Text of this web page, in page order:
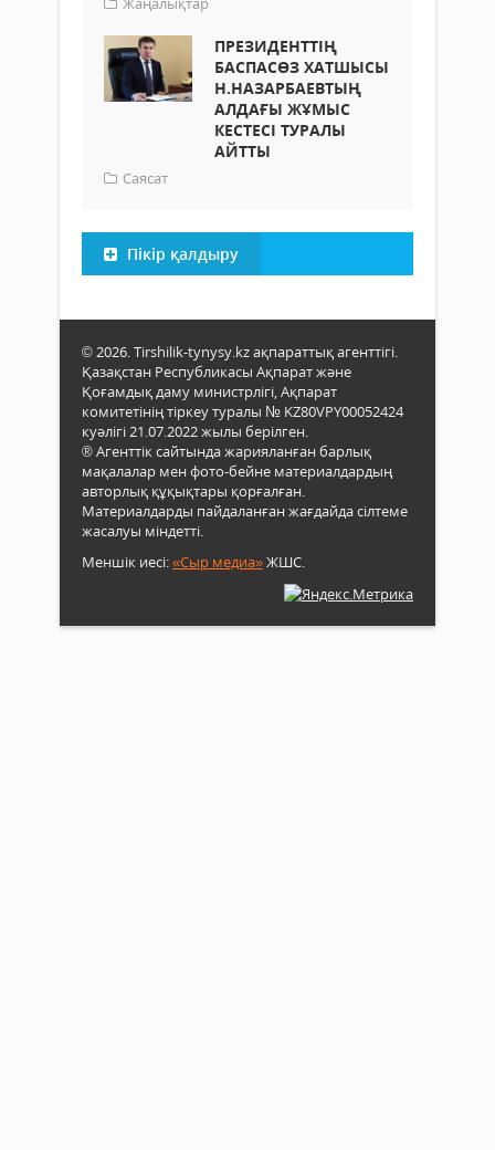
ПРЕЗИДЕНТТІҢ
БАСПАСӨЗ ХАТШЫСЫ
Н.НАЗАРБАЕВТЫҢ
АЛДАҒЫ ЖҰМЫС
КЕСТЕСІ ТУРАЛЫ
АЙТТЫ
Саясат
Пікір қалдыру
© 2026. Tirshilik-tynysy.kz ақпараттық агенттігі.
Қазақстан Республикасы Ақпарат және
Қоғамдық даму министрлігі, Ақпарат
комитетінің тіркеу туралы № KZ80VPY00052424
куәлігі 21.07.2022 жылы берілген.
® Агенттік сайтында жарияланған барлық
мақалалар мен фото-бейне материалдардың
авторлық құқықтары қорғалған.
Материалдарды пайдаланған жағдайда сілтеме
жасалуы міндетті.
Меншік иесі:«Сыр медиа»ЖШС.